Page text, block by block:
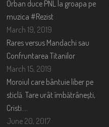
Orban duce PNL la groapa pe
muzica #Rezist
March 19, 2019
Rares versus Mandachi sau
Confruntarea Titanilor
March 15, 2019
Moroiul care bântuie liber pe
sticlă. Tare urât îmbătrânești,
Cristi….
June 20, 2017